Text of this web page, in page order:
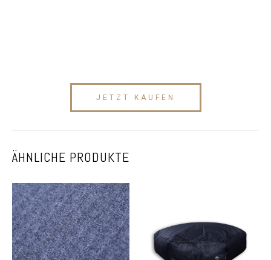
JETZT KAUFEN
ÄHNLICHE PRODUKTE